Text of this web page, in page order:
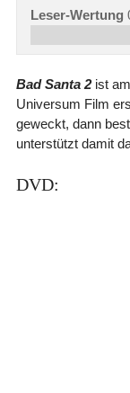
Leser-Wertung
Bad Santa 2ist am
Universum Film
geweckt, dann
unterstützt damit
DVD: